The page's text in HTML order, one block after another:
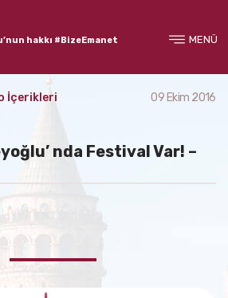
hakkı #BizeEmanet MENÜ
İçerikleri 09 Ekim 2016
nda Festival Var! –